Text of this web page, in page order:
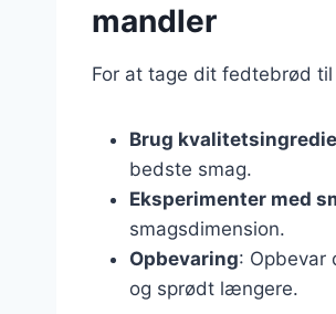
mandler
For at tage dit fedtebrød
Brug
bedste smag.
Eksperimenter med
smagsdimension.
Opbevaring:
og sprødt længere.